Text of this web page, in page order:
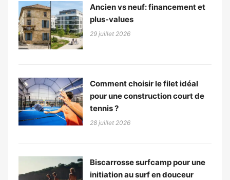
Ancien vs neuf: financement et
plus-values
29 juillet 2026
Comment choisir le filet idéal
pour une construction court de
tennis ?
28 juillet 2026
Biscarrosse surfcamp pour une
initiation au surf en douceur